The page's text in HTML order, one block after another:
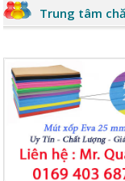
Trung tâm